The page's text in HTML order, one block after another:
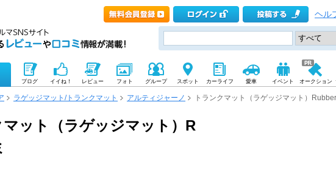
ヘル
ブログ イイね！ レビュー フォト グループ スポット カーライフ 愛車 イベント オークション
ラゲッジマット/トランクマット アルティジャーノ トランクマット（ラゲッジマット）Rubber
ット（ラゲッジマット）R